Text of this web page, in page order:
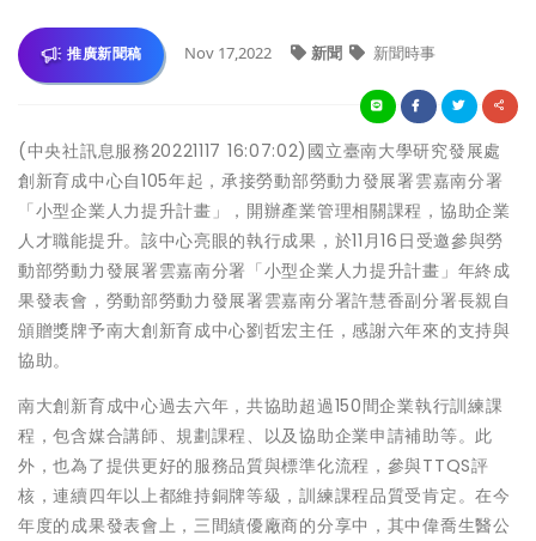
推廣新聞稿 Nov 17,2022 新聞 新聞時事
(中央社訊息服務20221117 16:07:02)國立臺南大學研究發展處
創新育成中心自105年起，承接勞動部勞動力發展署雲嘉南分署
「小型企業人力提升計畫」，開辦產業管理相關課程，協助企業
人才職能提升。該中心亮眼的執行成果，於11月16日受邀參與勞
動部勞動力發展署雲嘉南分署「小型企業人力提升計畫」年終成
果發表會，勞動部勞動力發展署雲嘉南分署許慧香副分署長親自
頒贈獎牌予南大創新育成中心劉哲宏主任，感謝六年來的支持與
協助。
南大創新育成中心過去六年，共協助超過150間企業執行訓練課
程，包含媒合講師、規劃課程、以及協助企業申請補助等。此
外，也為了提供更好的服務品質與標準化流程，參與TTQS評
核，連續四年以上都維持銅牌等級，訓練課程品質受肯定。在今
年度的成果發表會上，三間績優廠商的分享中，其中偉喬生醫公